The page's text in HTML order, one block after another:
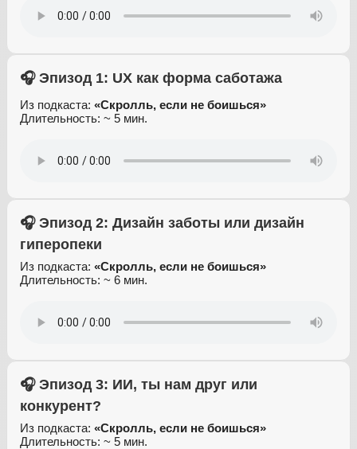
🎧 Эпизод 1: UX как форма саботажа
Из подкаста: «Скролль, если не боишься»
Длительность: ~ 5 мин.
🎧 Эпизод 2: Дизайн заботы или дизайн
гиперопеки
Из подкаста: «Скролль, если не боишься»
Длительность: ~ 6 мин.
🎧 Эпизод 3: ИИ, ты нам друг или
конкурент?
Из подкаста: «Скролль, если не боишься»
Длительность: ~ 5 мин.